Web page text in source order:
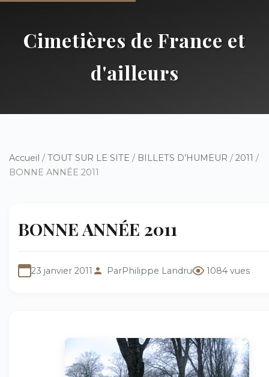
Cimetières de France et
d'ailleurs
Accueil / TOUT SUR LE SITE / BILLETS D’HUMEUR / 2011 /
BONNE ANNÉE 2011
BONNE ANNÉE 2011
23 janvier 2011 ParPhilippe Landru 1084 vues